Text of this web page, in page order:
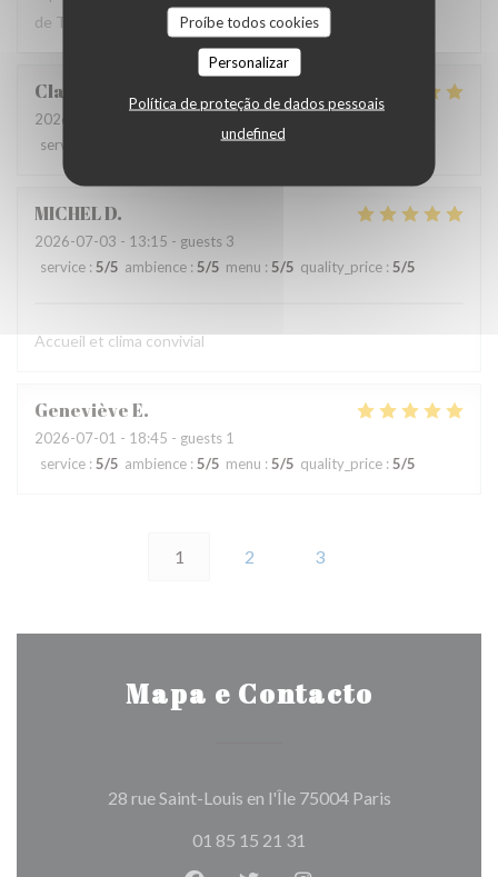
Proíbe todos cookies
Personalizar
Política de proteção de dados pessoais
undefined
de Texas aux États Unis.
Claire
2026-07-03
service
menu:5/5
MICHELD
2026-07-03 - 13:15 - guests 3
service : 5/5 ambience : 5/5 menu : 5/5 quality_price : 5/5
Accueil et clima convivial
GenevièveE
2026-07-01 - 18:45 - guests 1
service : 5/5 ambience : 5/5 menu : 5/5 quality_price : 5/5
1 2 3
Mapa e Contacto
28 rue Saint-Louis en l'Île 75004 Paris((abre numa
01 85 15 21 31